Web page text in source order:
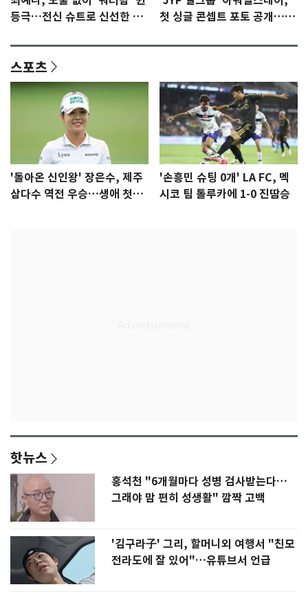
등극…전신 슈트로 신선한 충
첫 싱글 콘셉트 포토 공개…청
스포츠
'돌아온 신인왕' 장은수, 제주
삼다수 역전 우승…생애 첫승
'손흥민 슈팅 0개' LA FC, 멕
시코 팀 톨루카에 1-0 진땀승
핫뉴스
홍석천 "6개월마다 성병 검사받는다…
그래야 맘 편히 성생활" 깜짝 고백
'김구라子' 그리, 할머니외 여행서 "친모
전라도에 잘 있어"…유튜브서 언급